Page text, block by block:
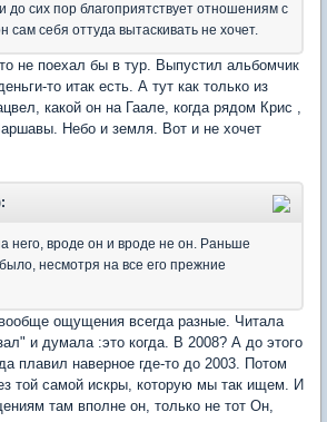
до сих пор благоприятствует отношениям с
сам себя оттуда вытаскивать не хочет.
не поехал бы в тур. Выпустил альбомчик
то итак есть. А тут как только из
какой он на Гаале, когда рядом Крис ,
Небо и земля. Вот и не хочет
него, вроде он и вроде не он. Раньше
несмотря на все его прежние
ощущения всегда разные. Читала
и думала :это когда. В 2008? А до этого
плавил наверное где-то до 2003. Потом
той самой искры, которую мы так ищем. И
там вполне он, только не тот Он,